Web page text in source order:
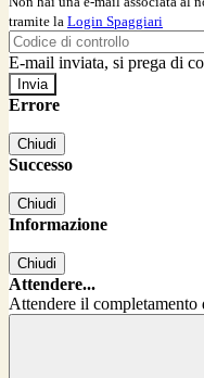
tramite la Login Spaggiari
E-mail inviata, si prega di
Errore
Chiudi
Successo
Chiudi
Informazione
Chiudi
Attendere...
Attendere il completamento